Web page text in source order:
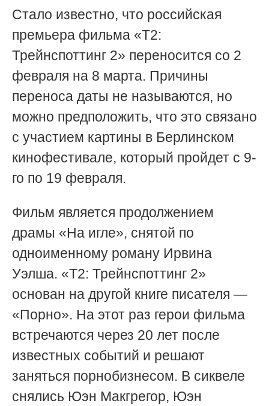
Стало известно, что российская
премьера фильма «Т2:
Трейнспоттинг 2» переносится со 2
февраля на 8 марта. Причины
переноса даты не называются, но
можно предположить, что это связано
с участием картины в Берлинском
кинофестивале, который пройдет с 9-
го по 19 февраля.
Фильм является продолжением
драмы «На игле», снятой по
одноименному роману Ирвина
Уэлша. «Т2: Трейнспоттинг 2»
основан на другой книге писателя —
«Порно». На этот раз герои фильма
встречаются через 20 лет после
известных событий и решают
заняться порнобизнесом. В сиквеле
снялись Юэн Макгрегор, Юэн